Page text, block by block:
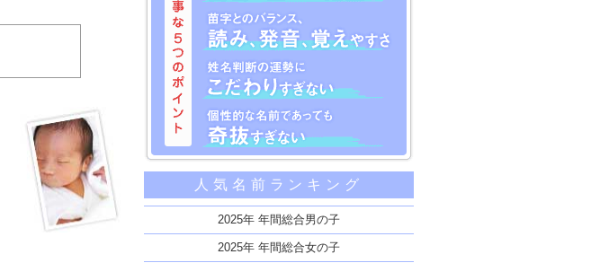
名づけに大事な5つのポイント
命名に親の責任を自覚する
名前は子供への愛情や願いの結晶
苗字とのバランス、読み、発音、覚えやすさ
姓名判断の運勢にこだわりすぎない
人気名前ランキング
2025年 年間総合男の子
2025年 年間総合女の子